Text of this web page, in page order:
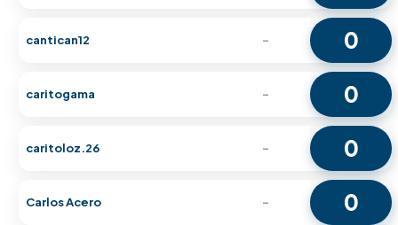
cantican12 - 0
caritogama - 0
caritoloz.26 - 0
Carlos Acero - 0